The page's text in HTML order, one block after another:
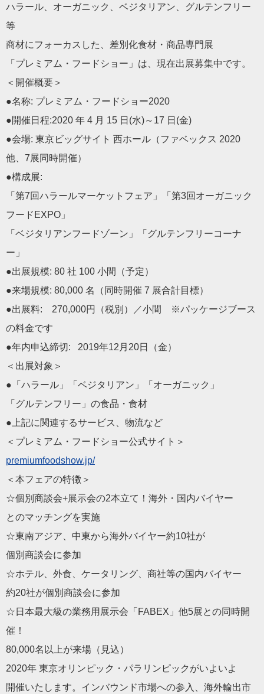
ハラール 、オーガニック、ベジタリアン、グルテンフリー
等
商材にフォーカスした、差別化食材・商品専門展
「プレミアム・フードショー」は、現在出展募集中です。
＜開催概要＞
●名称: プレミアム・フードショー2020
●開催日程:2020 年 4 月 15 日(水)～17 日(金)
●会場: 東京ビッグサイト 西ホール（ファベックス 2020
他、7展同時開催）
●構成展:
「第7回ハラールマーケットフェア」「第3回オーガニック
フード EXPO」
「ベジタリアンフードゾーン」「グルテンフリーコーナ
ー」
●出展規模: 80 社 100 小間（予定）
●来場規模: 80,000 名（同時開催 7 展合計目標）
●出展料: 270,000円（税別）／小間 ※パッケージブース
の料金です
●年内申込締切: 2019年12月20日（金）
＜出展対象＞
●「 ハラール 」「ベジタリアン」「オーガニック」
「グルテンフリー」の食品・食材
●上記に関連するサービス、物流など
＜プレミアム・フードショー公式サイト＞
premiumfoodshow.jp/
＜本フェアの特徴＞
☆個別商談会+展示会の2本立て！海外・国内バイヤー
とのマッチングを実施
☆東南アジア、中東から海外バイヤー約10社が
個別商談会に参加
☆ホテル、外食、ケータリング、商社等の国内バイヤー
約20社が個別商談会に参加
☆ 日本最大級の業務用展示会「FABEX」他5展との同時開
催！
80,000名以上が来場（見込）
2020年 東京オリンピック・パラリンピックがいよいよ
開催いたします。インバウンド市場への参入、海外輸出市